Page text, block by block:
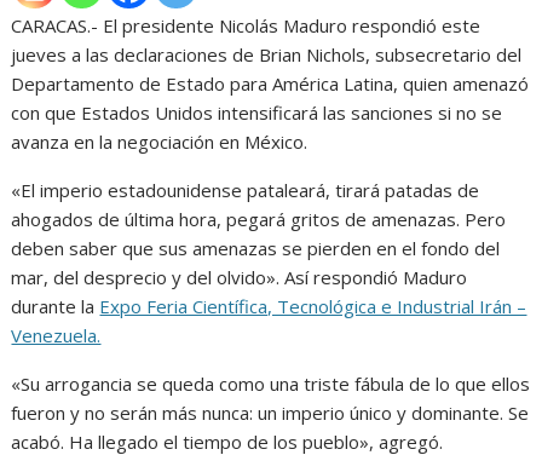
CARACAS.- El presidente Nicolás Maduro respondió este
jueves a las declaraciones de Brian Nichols, subsecretario del
Departamento de Estado para América Latina, quien amenazó
con que Estados Unidos intensificará las sanciones si no se
avanza en la negociación en México.
«El imperio estadounidense pataleará, tirará patadas de
ahogados de última hora, pegará gritos de amenazas. Pero
deben saber que sus amenazas se pierden en el fondo del
mar, del desprecio y del olvido». Así respondió Maduro
durante la Expo Feria Científica, Tecnológica e Industrial Irán –
Venezuela.
«Su arrogancia se queda como una triste fábula de lo que ellos
fueron y no serán más nunca: un imperio único y dominante. Se
acabó. Ha llegado el tiempo de los pueblo», agregó.